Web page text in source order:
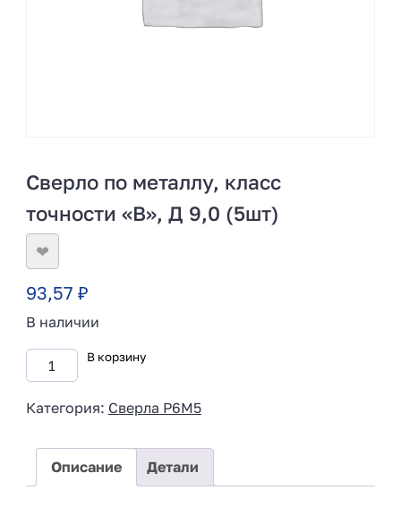
Сверло по металлу, класс
точности «В», Д 9,0 (5шт)
❤
93,57 ₽
В наличии
В корзину
Категория: Сверла Р6М5
Описание Детали